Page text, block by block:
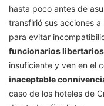
hasta poco antes de
transfirió sus acciones a
para evitar
funcionarios libertarios
insuficiente y ven en el
inaceptable
caso de los hoteles de